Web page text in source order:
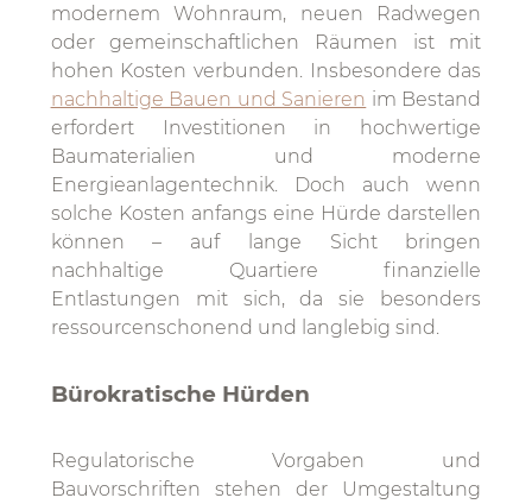
modernem Wohnraum, neuen Radwegen
oder gemeinschaftlichen Räumen ist mit
hohen Kosten verbunden. Insbesondere das
nachhaltige Bauen und Sanieren im Bestand
erfordert Investitionen in hochwertige
Baumaterialien und moderne
Energieanlagentechnik. Doch auch wenn
solche Kosten anfangs eine Hürde darstellen
können – auf lange Sicht bringen
nachhaltige Quartiere finanzielle
Entlastungen mit sich, da sie besonders
ressourcenschonend und langlebig sind.
Bürokratische Hürden
Regulatorische Vorgaben und
Bauvorschriften stehen der Umgestaltung